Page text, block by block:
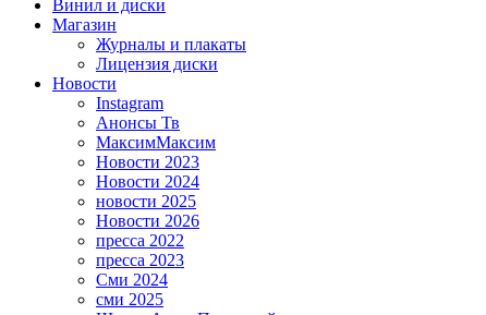
Винил и диски
Магазин
Журналы и плакаты
Лицензия диски
Новости
Instagram
Анонсы Тв
МаксимМаксим
Новости 2023
Новости 2024
новости 2025
Новости 2026
пресса 2022
пресса 2023
Сми 2024
сми 2025